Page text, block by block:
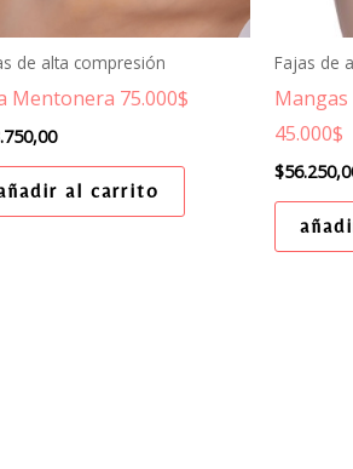
de alta compresión
Mentonera 75.000$
al carrito
Fajas de
45.000$
$